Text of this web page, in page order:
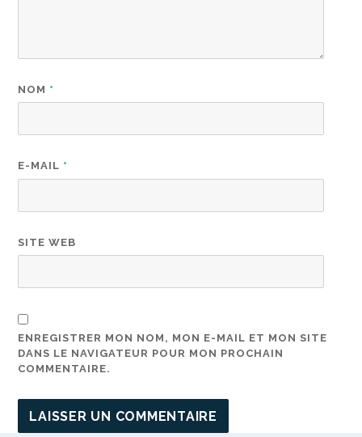
NOM *
E-MAIL *
SITE WEB
ENREGISTRER MON NOM, MON E-MAIL ET MON SITE
DANS LE NAVIGATEUR POUR MON PROCHAIN
COMMENTAIRE.